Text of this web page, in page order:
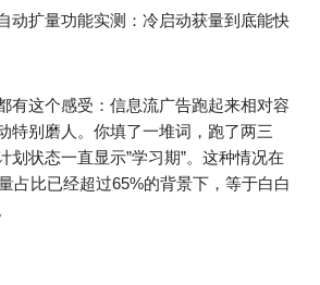
动扩量功能实测：冷启动获量到底能快
有这个感受：信息流广告跑起来相对容
特别磨人。你填了一堆词，跑了两三
划状态一直显示”学习期”。这种情况在
占比已经超过65%的背景下，等于白白